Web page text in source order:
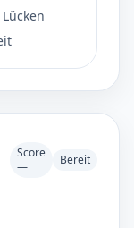
Score
—
Bereit